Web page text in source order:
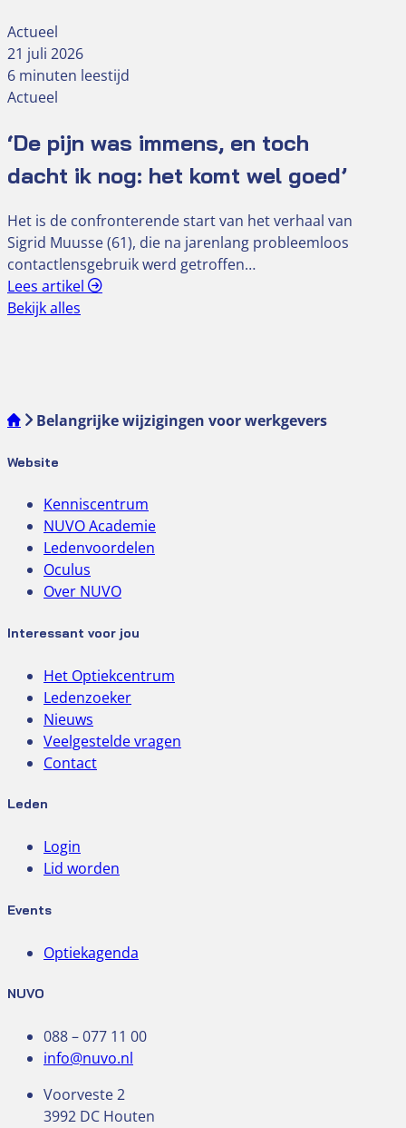
Actueel
21 juli 2026
6 minuten leestijd
Actueel
‘De pijn was immens, en toch
dacht ik nog: het komt wel goed’
Het is de confronterende start van het verhaal van
Sigrid Muusse (61), die na jarenlang probleemloos
contactlensgebruik werd getroffen…
Lees artikel
Bekijk alles
Belangrijke wijzigingen voor werkgevers
Website
Kenniscentrum
NUVO Academie
Ledenvoordelen
Oculus
Over NUVO
Interessant voor jou
Het Optiekcentrum
Ledenzoeker
Nieuws
Veelgestelde vragen
Contact
Leden
Login
Lid worden
Events
Optiekagenda
NUVO
088 – 077 11 00
info@nuvo.nl
Voorveste 2
3992 DC Houten